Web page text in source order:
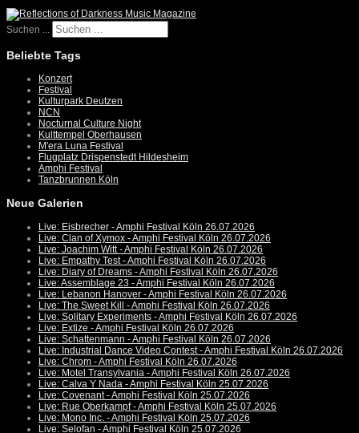
Suchen ...
Beliebte Tags
Konzert
Festival
Kulturpark Deutzen
NCN
Nocturnal Culture Night
Kulttempel Oberhausen
M'era Luna Festival
Flugplatz Drispenstedt Hildesheim
Amphi Festival
Tanzbrunnen Köln
Neue Galerien
Live: Eisbrecher - Amphi Festival Köln 26.07.2026
Live: Clan of Xymox - Amphi Festival Köln 26.07.2026
Live: Joachim Witt - Amphi Festival Köln 26.07.2026
Live: Empathy Test - Amphi Festival Köln 26.07.2026
Live: Diary of Dreams - Amphi Festival Köln 26.07.2026
Live: Assemblage 23 - Amphi Festival Köln 26.07.2026
Live: Lebanon Hanover - Amphi Festival Köln 26.07.2026
Live: The Sweet Kill - Amphi Festival Köln 26.07.2026
Live: Solitary Experiments - Amphi Festival Köln 26.07.2026
Live: Extize - Amphi Festival Köln 26.07.2026
Live: Schattenmann - Amphi Festival Köln 26.07.2026
Live: Industrial Dance Video Contest - Amphi Festival Köln 26.07.2026
Live: Chrom - Amphi Festival Köln 26.07.2026
Live: Motel Transylvania - Amphi Festival Köln 26.07.2026
Live: Calva Y Nada - Amphi Festival Köln 25.07.2026
Live: Covenant - Amphi Festival Köln 25.07.2026
Live: Rue Oberkampf - Amphi Festival Köln 25.07.2026
Live: Mono Inc. - Amphi Festival Köln 25.07.2026
Live: Selofan - Amphi Festival Köln 25.07.2026